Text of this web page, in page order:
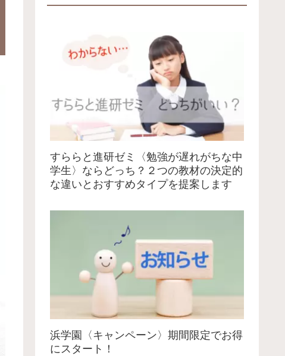
すららと進研ゼミ〈勉強が遅れがちな中
学生〉ならどっち？２つの教材の決定的
な違いとおすすめタイプを提案します
浜学園〈キャンペーン〉期間限定でお得
にスタート！